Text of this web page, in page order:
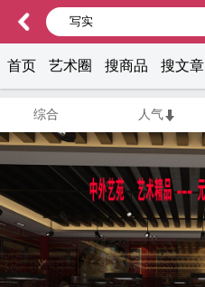
首页 艺术圈 搜商品 搜文章
综合 人气